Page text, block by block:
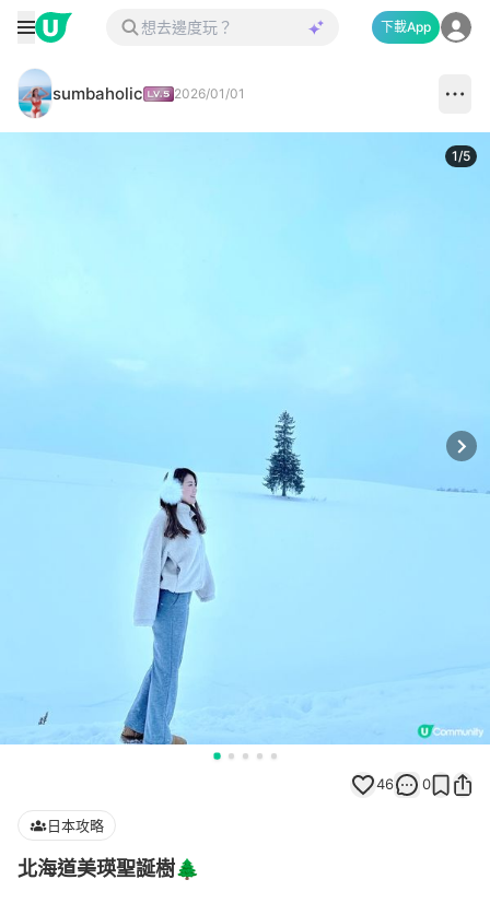
下載App
sumbaholic 2026/01/01
1/5
46 0
日本攻略
北海道美瑛聖誕樹🌲